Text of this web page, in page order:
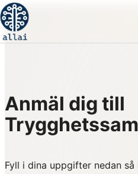
Anmäl dig till
Fyll i dina uppgifter nedan